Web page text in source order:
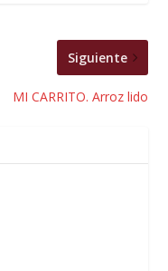
Siguiente
MI CARRITO. Arroz lido